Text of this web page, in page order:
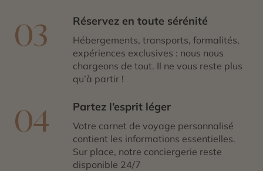
03 Réservez en toute sérénité
Hébergements, transports, formalités,
expériences exclusives : nous nous
chargeons de tout. Il ne vous reste plus
qu’à partir !
04 Partez l’esprit léger
Votre carnet de voyage personnalisé
contient les informations essentielles.
Sur place, notre conciergerie reste
disponible 24/7